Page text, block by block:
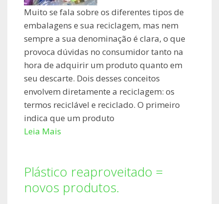
Muito se fala sobre os diferentes tipos de
embalagens e sua reciclagem, mas nem
sempre a sua denominação é clara, o que
provoca dúvidas no consumidor tanto na
hora de adquirir um produto quanto em
seu descarte. Dois desses conceitos
envolvem diretamente a reciclagem: os
termos reciclável e reciclado. O primeiro
indica que um produto
Leia Mais
Plástico reaproveitado =
novos produtos.